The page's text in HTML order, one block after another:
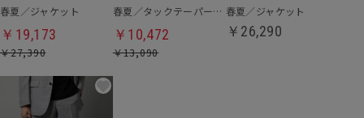
春夏／ジャケット
￥19,173
￥27,390
春夏／タックテーパードパンツ
￥10,472
￥13,090
春夏／ジャケット
￥26,290